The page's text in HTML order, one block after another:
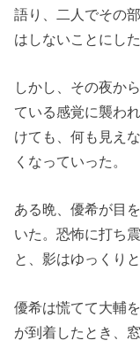
語り、二人でその
はしないことにした
しかし、その夜か
ている感覚に襲わ
けても、何も見え
くなっていった。
ある晩、優希が目
いた。恐怖に打ち
と、影はゆっくり
優希は慌てて大輔
が到着したとき、